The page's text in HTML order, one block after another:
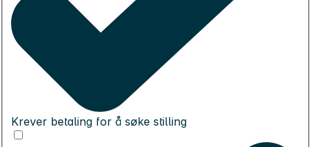
Krever betaling for å søke stilling